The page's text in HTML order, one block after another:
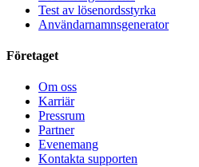
Test av lösenordsstyrka
Användarnamnsgenerator
Företaget
Om oss
Karriär
Pressrum
Partner
Evenemang
Kontakta supporten